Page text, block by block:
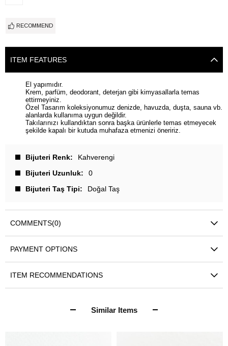
RECOMMEND
ITEM FEATURES
El yapımıdır.
Krem, parfüm, deodorant, deterjan gibi kimyasallarla temas
ettirmeyiniz.
Özel Tasarım koleksiyonumuz denizde, havuzda, duşta, sauna vb.
alanlarda kullanıma uygun değildir.
Takılarınızı kullandıktan sonra başka ürünlerle temas etmeyecek
şekilde kapalı bir kutuda muhafaza etmenizi öneririz.
Bijuteri Renk
Kahverengi
Bijuteri Uzunluk
0
Bijuteri Taş Tipi
Doğal Taş
COMMENTS(0)
PAYMENT OPTIONS
ITEM RECOMMENDATIONS
Similar Items